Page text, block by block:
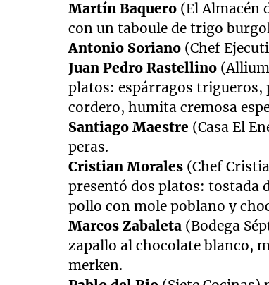
Martín Baquero (El Almacén
con un taboule de trigo
Antonio Soriano (Chef
Juan Pedro Rastellino
platos: espárragos trigueros,
cordero, humita cremosa
Santiago Maestre (Casa El
peras.
Cristian Morales (Chef
presentó dos platos: tostada
pollo con mole poblano y
Marcos Zabaleta (Bodega
zapallo al chocolate blanco,
merken.